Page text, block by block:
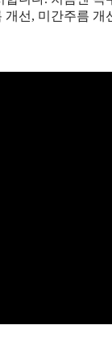
선, 미간주름